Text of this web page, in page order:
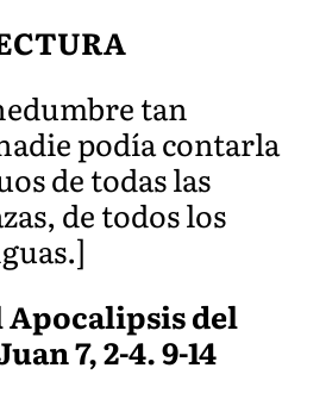
tan
podía contarla
de todas las
de todos los
del
7, 2-4. 9-14